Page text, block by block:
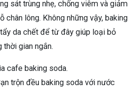
sát trùng nhẹ, chống viêm và giảm
chân lông. Không những vậy, baking
da chết để từ đây giúp loại bỏ
thời gian ngắn.
cafe baking soda.
trộn đều baking soda với nước